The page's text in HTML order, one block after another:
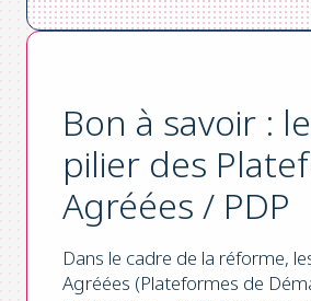
Bon à savoir :
pilier des
Agréées / PDP
Dans le cadre de la réforme,
Agréées (Plateformes de